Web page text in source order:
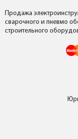
Продажа
сварочного и пневмо
строительного